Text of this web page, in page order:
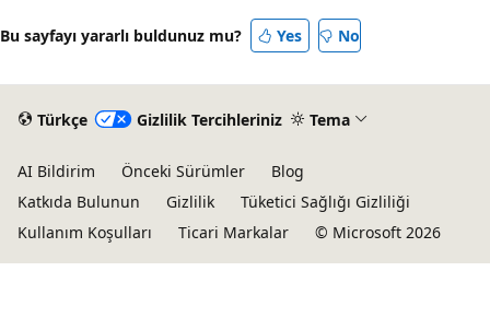
Bu sayfayı yararlı buldunuz mu? Yes No
Türkçe Gizlilik Tercihleriniz Tema
AI Bildirim Önceki Sürümler
Blog
Katkıda Bulunun
Gizlilik
Tüketici Sağlığı Gizliliği
Kullanım Koşulları
Ticari Markalar © Microsoft 2026